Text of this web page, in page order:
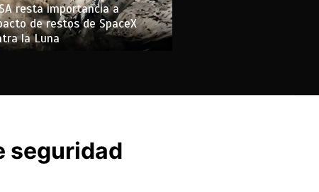
resta importancia a
de restos de SpaceX
la Luna
seguridad